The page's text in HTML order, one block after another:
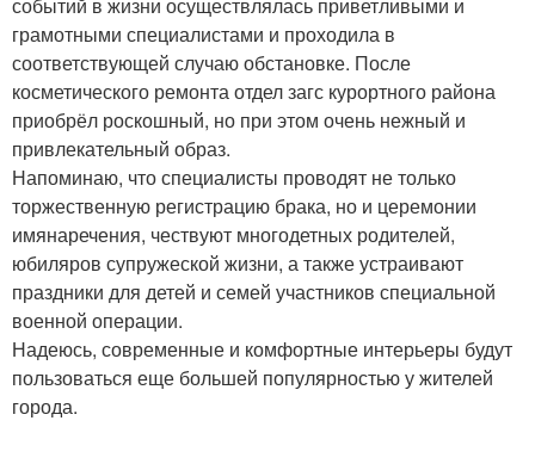
событий в жизни осуществлялась приветливыми и
грамотными специалистами и проходила в
соответствующей случаю обстановке. После
косметического ремонта отдел загс курортного района
приобрёл роскошный, но при этом очень нежный и
привлекательный образ.
Напоминаю, что специалисты проводят не только
торжественную регистрацию брака, но и церемонии
имянаречения, чествуют многодетных родителей,
юбиляров супружеской жизни, а также устраивают
праздники для детей и семей участников специальной
военной операции.
Надеюсь, современные и комфортные интерьеры будут
пользоваться еще большей популярностью у жителей
города.